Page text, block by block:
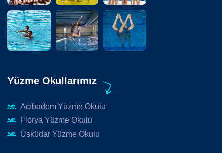
Yüzme Okullarımız
Acıbadem Yüzme Okulu
Florya Yüzme Okulu
Üsküdar Yüzme Okulu